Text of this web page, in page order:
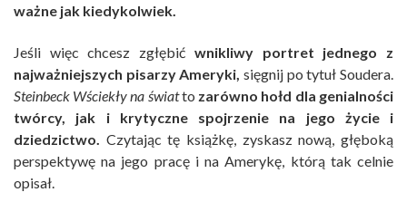
ważne jak kiedykolwiek.
Jeśli więc chcesz zgłębić wnikliwy portret jednego z
najważniejszych pisarzy Ameryki, sięgnij po tytuł Soudera.
Steinbeck Wściekły na światto zarówno hołd dla genialności
twórcy, jak i krytyczne spojrzenie na jego życie i
dziedzictwo. Czytając tę książkę, zyskasz nową, głęboką
perspektywę na jego pracę i na Amerykę, którą tak celnie
opisał.